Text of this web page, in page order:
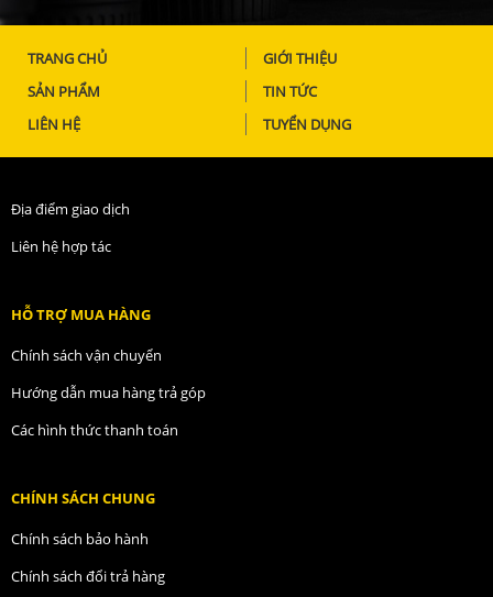
TRANG CHỦ
GIỚI THIỆU
SẢN PHẨM
TIN TỨC
LIÊN HỆ
TUYỂN DỤNG
Địa điểm giao dịch
Liên hệ hợp tác
HỖ TRỢ MUA HÀNG
Chính sách vận chuyển
Hướng dẫn mua hàng trả góp
Các hình thức thanh toán
CHÍNH SÁCH CHUNG
Chính sách bảo hành
Chính sách đổi trả hàng